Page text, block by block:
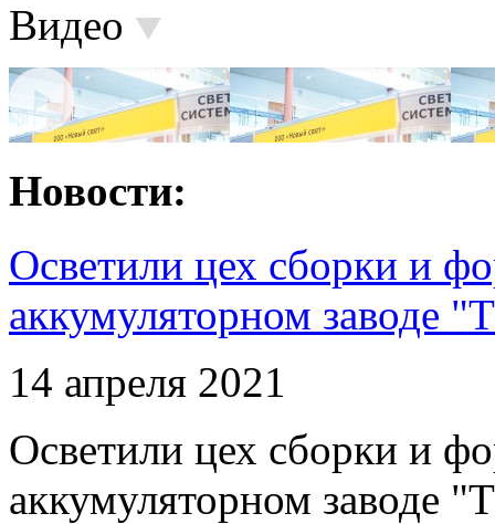
Видео
Новости:
Осветили цех сборки и
аккумуляторном заводе
14 апреля 2021
Осветили цех сборки и
аккумуляторном заводе